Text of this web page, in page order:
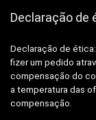
Declaração de
Declaração de
fizer um pedido
compensação do
a temperatura das
compensação.